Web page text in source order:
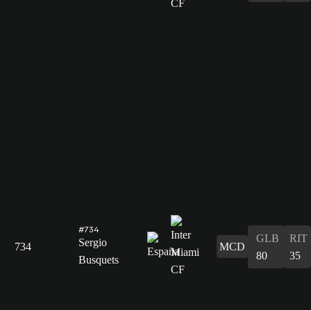
734
#734
Sergio
Busquets
MCD
GLB
80
RIT
35